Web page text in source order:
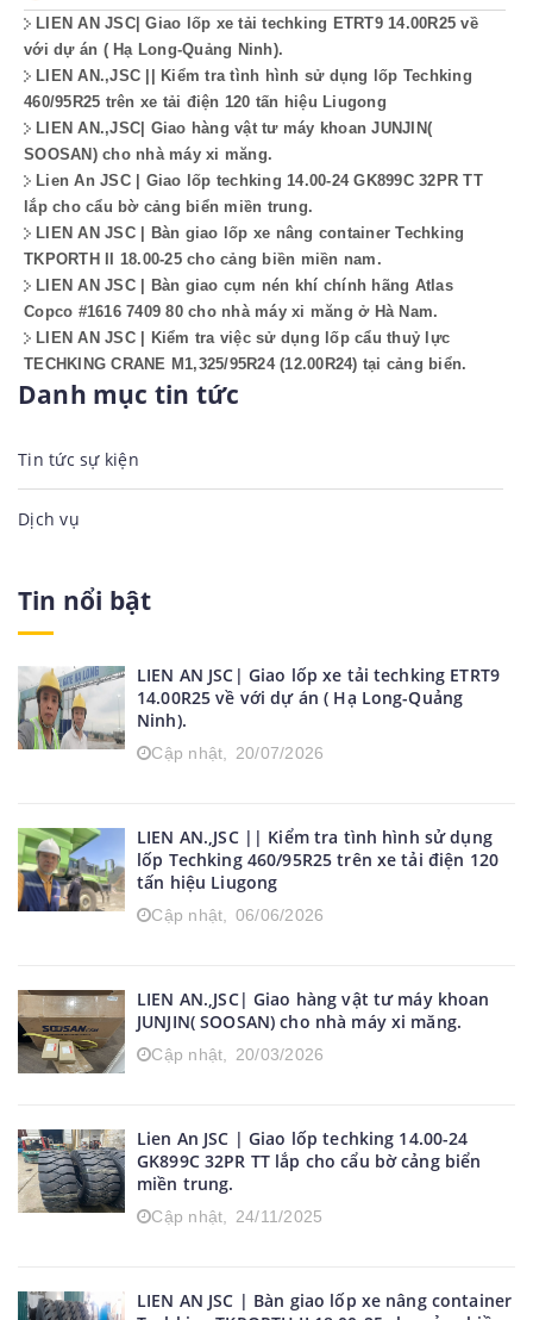
LIEN AN JSC| Giao lốp xe tải techking ETRT9 14.00R25 về
với dự án ( Hạ Long-Quảng Ninh).
LIEN AN.,JSC || Kiểm tra tình hình sử dụng lốp Techking
460/95R25 trên xe tải điện 120 tấn hiệu Liugong
LIEN AN.,JSC| Giao hàng vật tư máy khoan JUNJIN(
SOOSAN) cho nhà máy xi măng.
Lien An JSC | Giao lốp techking 14.00-24 GK899C 32PR TT
lắp cho cẩu bờ cảng biển miền trung.
LIEN AN JSC | Bàn giao lốp xe nâng container Techking
TKPORTH II 18.00-25 cho cảng biền miền nam.
LIEN AN JSC | Bàn giao cụm nén khí chính hãng Atlas
Copco #1616 7409 80 cho nhà máy xi măng ở Hà Nam.
LIEN AN JSC | Kiểm tra việc sử dụng lốp cẩu thuỷ lực
TECHKING CRANE M1,325/95R24 (12.00R24) tại cảng biển.
Danh mục tin tức
Tin tức sự kiện
Dịch vụ
Tin nổi bật
LIEN AN JSC| Giao lốp xe tải techking ETRT9
14.00R25 về với dự án ( Hạ Long-Quảng
Ninh).
Cập nhật, 20/07/2026
LIEN AN.,JSC || Kiểm tra tình hình sử dụng
lốp Techking 460/95R25 trên xe tải điện 120
tấn hiệu Liugong
Cập nhật, 06/06/2026
LIEN AN.,JSC| Giao hàng vật tư máy khoan
JUNJIN( SOOSAN) cho nhà máy xi măng.
Cập nhật, 20/03/2026
Lien An JSC | Giao lốp techking 14.00-24
GK899C 32PR TT lắp cho cẩu bờ cảng biển
miền trung.
Cập nhật, 24/11/2025
LIEN AN JSC | Bàn giao lốp xe nâng container